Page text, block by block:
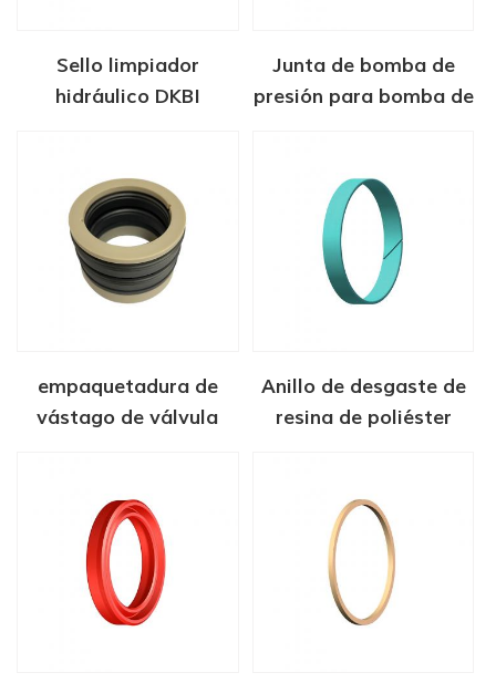
Sello limpiador
hidráulico DKBI
Junta de bomba de
presión para bomba de
empaquetadura de
vástago de válvula
Anillo de desgaste de
resina de poliéster